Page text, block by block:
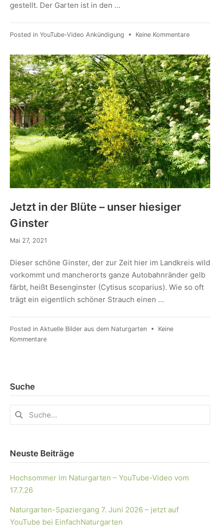
gestellt. Der Garten ist in den …
Posted in YouTube-Video Ankündigung • Keine Kommentare
Jetzt in der Blüte – unser hiesiger
Ginster
Mai 27, 2021
Dieser schöne Ginster, der zur Zeit hier im Landkreis wild
vorkommt und mancherorts ganze Autobahnränder gelb
färbt, heißt Besenginster (Cytisus scoparius). Wie so oft
trägt ein eigentlich schöner Strauch einen …
Posted in Aktuelle Bilder aus dem Naturgarten • Keine
Kommentare
Suche
Neuste Beiträge
Hochsommer im Naturgarten – YouTube-Video vom
17.7.26
Naturgarten-Spaziergang 7. Juni 2026 – jetzt auf
YouTube bei EinfachNaturgarten